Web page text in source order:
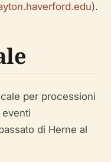
).
per processioni
di Herne al